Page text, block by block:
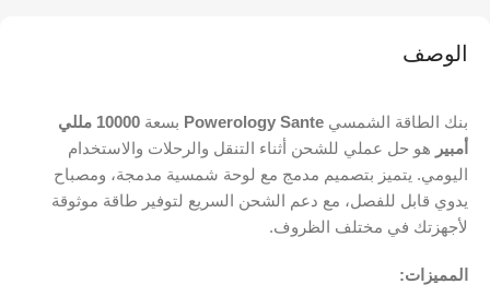
الوصف
بنك الطاقة الشمسي Powerology Sante بسعة
10000 مللي
أمبير هو حل عملي للشحن أثناء التنقل والرحلات والاستخدام
اليومي. يتميز بتصميم مدمج مع لوحة شمسية مدمجة، ومصباح
يدوي قابل للفصل، مع دعم الشحن السريع لتوفير طاقة موثوقة
لأجهزتك في مختلف الظروف.
المميزات: